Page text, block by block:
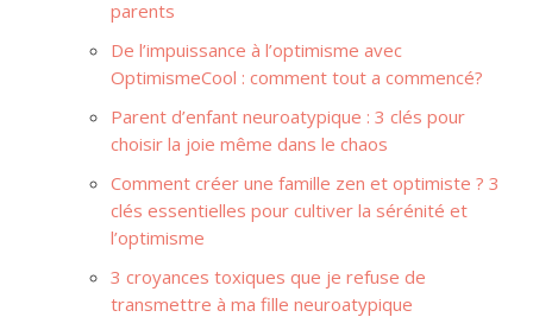
parents
De l’impuissance à l’optimisme avec
OptimismeCool : comment tout a commencé?
Parent d’enfant neuroatypique : 3 clés pour
choisir la joie même dans le chaos
Comment créer une famille zen et optimiste ? 3
clés essentielles pour cultiver la sérénité et
l’optimisme
3 croyances toxiques que je refuse de
transmettre à ma fille neuroatypique